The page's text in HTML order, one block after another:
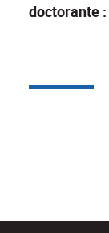
doctorante :